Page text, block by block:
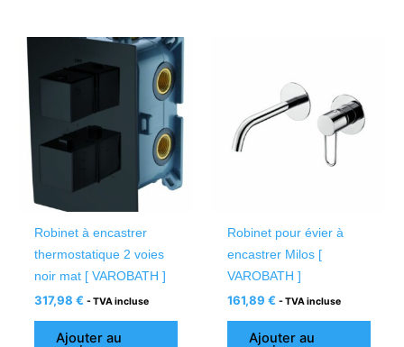
Robinet à encastrer
thermostatique 2 voies
noir mat [ VAROBATH ]
317,98 € - TVA incluse
Ajouter au
Robinet pour évier à
encastrer Milos [
VAROBATH ]
161,89 € - TVA incluse
Ajouter au